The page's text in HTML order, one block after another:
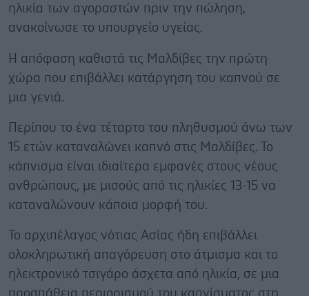
ηλικία των αγοραστών πριν την πώληση,
ανακοίνωσε το υπουργείο υγείας.
Η απόφαση καθιστά τις Μαλδίβες την πρώτη
χώρα που επιβάλλει κατάργηση του καπνού σε
μια γενιά.
Περίπου το ένα τέταρτο του πληθυσμού άνω των
15 ετών καταναλώνει καπνό στις Μαλδίβες. Το
κάπνισμα είναι ιδιαίτερα εμφανές στους νέους
ανθρώπους, με μισούς από τις ηλικίες 13-15 να
καταναλώνουν κάποια μορφή του.
Το αρχιπέλαγος νότιας Ασίας ήδη επιβάλλει
ολοκληρωτική απαγόρευση στο άτμισμα και το
ηλεκτρονικό τσιγάρο άσχετα από ηλικία, σε μια
προσπάθεια περιορισμού του καπνίσματος στη